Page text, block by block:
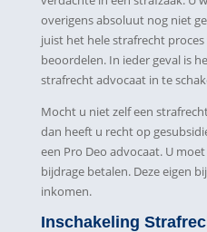
overigens absoluut nog niet
juist het hele strafrecht
beoordelen. In ieder geval is
strafrecht advocaat in te
Mocht u niet zelf een
dan heeft u recht op
een Pro Deo advocaat. U
bijdrage betalen. Deze eigen
inkomen.
Inschakeling